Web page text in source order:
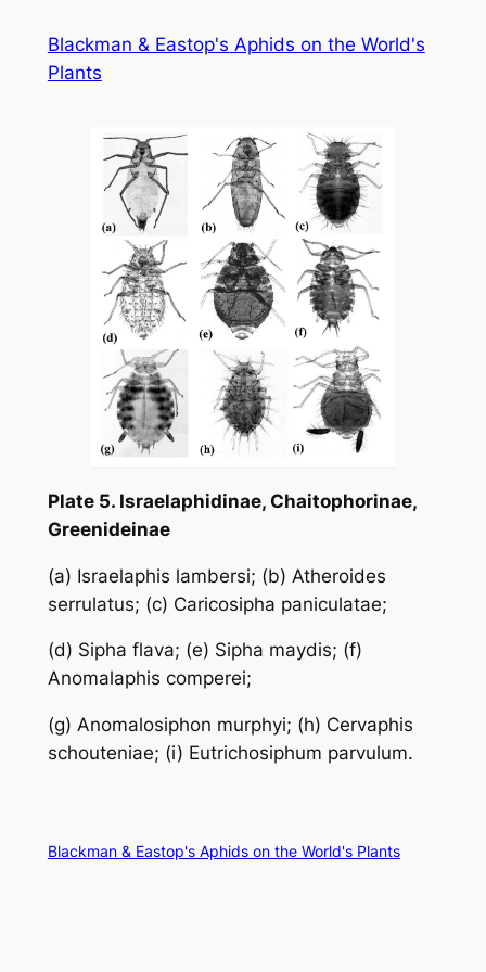
content
Blackman & Eastop's Aphids on the World's
Plants
Plate 5. Israelaphidinae, Chaitophorinae,
Greenideinae
(a) Israelaphis lambersi; (b) Atheroides
serrulatus; (c) Caricosipha paniculatae;
(d) Sipha flava; (e) Sipha maydis; (f)
Anomalaphis comperei;
(g) Anomalosiphon murphyi; (h) Cervaphis
schouteniae; (i) Eutrichosiphum parvulum.
Blackman & Eastop's Aphids on the World's Plants